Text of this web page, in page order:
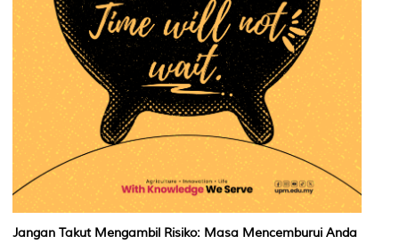
Jangan Takut Mengambil Risiko: Masa Mencemburui Anda